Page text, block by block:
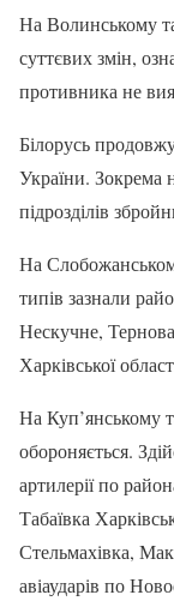
На Волинському
суттєвих змін,
противника не
Білорусь
України. Зокрема
підрозділів
На
типів зазнали
Нескучне,
Харківської
На Куп’янському
обороняється.
артилерії по
Табаївка
Стельмахівка,
авіаударів по